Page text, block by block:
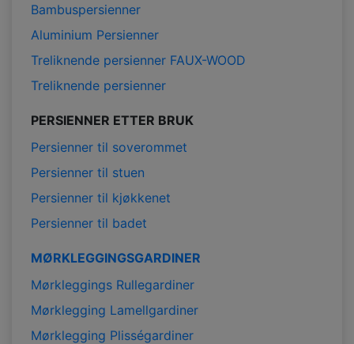
Bambuspersienner
Aluminium Persienner
Treliknende persienner FAUX-WOOD
Treliknende persienner
PERSIENNER ETTER BRUK
Persienner til soverommet
Persienner til stuen
Persienner til kjøkkenet
Persienner til badet
MØRKLEGGINGSGARDINER
Mørkleggings Rullegardiner
Mørklegging Lamellgardiner
Mørklegging Plisségardiner